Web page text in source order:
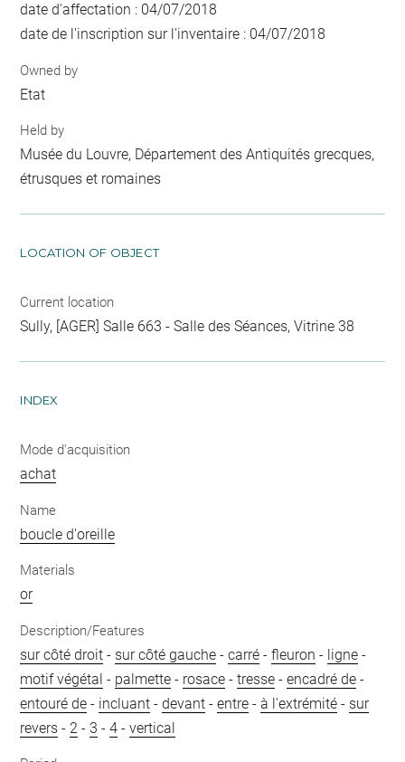
date d'affectation : 04/07/2018
date de l'inscription sur l'inventaire : 04/07/2018
Owned by
Etat
Held by
Musée du Louvre, Département des Antiquités grecques,
étrusques et romaines
LOCATION OF OBJECT
Current location
Sully, [AGER] Salle 663 - Salle des Séances, Vitrine 38
INDEX
Mode d'acquisition
achat
Name
boucle d'oreille
Materials
or
Description/Features
sur côté droit - sur côté gauche -carré -fleuron - ligne -
motif végétal - palmette - rosace -tresse -encadré de -
entouré de - incluant -devant -entre -à l'extrémité - sur
revers - 2 -3 -4 -vertical